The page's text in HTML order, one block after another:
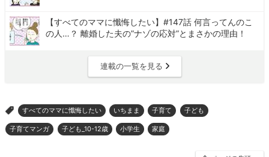
【すべてのママに懺悔したい】#147話 何言ってんのこ
の人…？ 離婚した夫の”ナゾの応対”とまさかの理由！
連載の一覧を見る
> すべてのママに懺悔したい いちまま 子育て 子ども
子育てマンガ 子ども_10-12歳 小学生 家庭